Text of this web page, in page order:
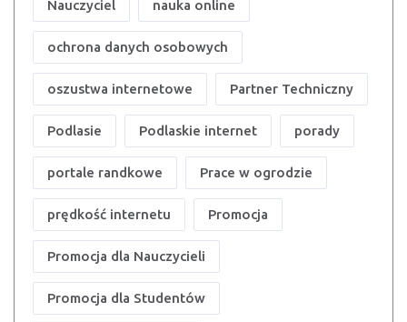
Nauczyciel nauka online
ochrona danych osobowych
oszustwa internetowe Partner Techniczny
Podlasie Podlaskie internet porady
portale randkowe Prace w ogrodzie
prędkość internetu Promocja
Promocja dla Nauczycieli
Promocja dla Studentów